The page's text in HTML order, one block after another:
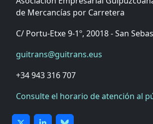
de Mercancías por Carretera
C/ Portu-Etxe 9-1º, 20018 - San
guitrans@guitrans.eus
+34 943 316 707
Consulte el horario de atención al